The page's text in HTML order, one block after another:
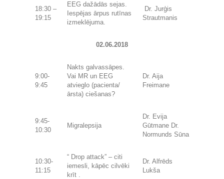
18:30 –
19:15
EEG dažādās sejas.
Iespējas ārpus rutīnas
izmeklējuma.
Dr. Jurģis
Strautmanis
02.06.2018
9:00-
9:45
Nakts galvassāpes.
Vai MR un EEG
atvieglo (pacienta/
ārsta) ciešanas?
Dr. Aija
Freimane
9:45-
10:30
Migralepsija
Dr. Evija
Gūtmane Dr.
Normunds Sūna
10:30-
11:15
“ Drop attack” – citi
iemesli, kāpēc cilvēki
krīt .
Dr. Alfrēds
Lukša